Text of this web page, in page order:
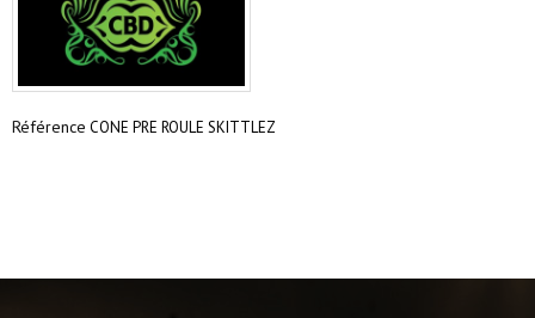
Référence CONE PRE ROULE SKITTLEZ